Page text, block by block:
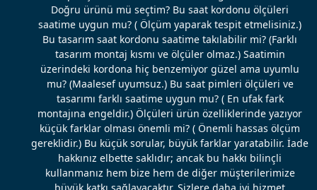
Doğru ürünü mü seçtim? Bu saat kordonu ölçüleri
saatime uygun mu? ( Ölçüm yaparak tespit etmelisiniz.)
Bu tasarım saat kordonu saatime takılabilir mi? (Farklı
tasarım montaj kısmı ve ölçüler olmaz.) Saatimin
üzerindeki kordona hiç benzemiyor güzel ama uyumlu
mu? (Maalesef uyumsuz.) Bu saat pimleri ölçüleri ve
tasarımı farklı saatime uygun mu? ( En ufak fark
montajına engeldir.) Ölçüleri ürün özelliklerinde yazıyor
küçük farklar olması önemli mi? ( Önemli hassas ölçüm
gereklidir.) Bu küçük sorular, büyük farklar yaratabilir. İade
hakkınız elbette saklıdır; ancak bu hakkı bilinçli
kullanmanız hem bize hem de diğer müşterilerimize